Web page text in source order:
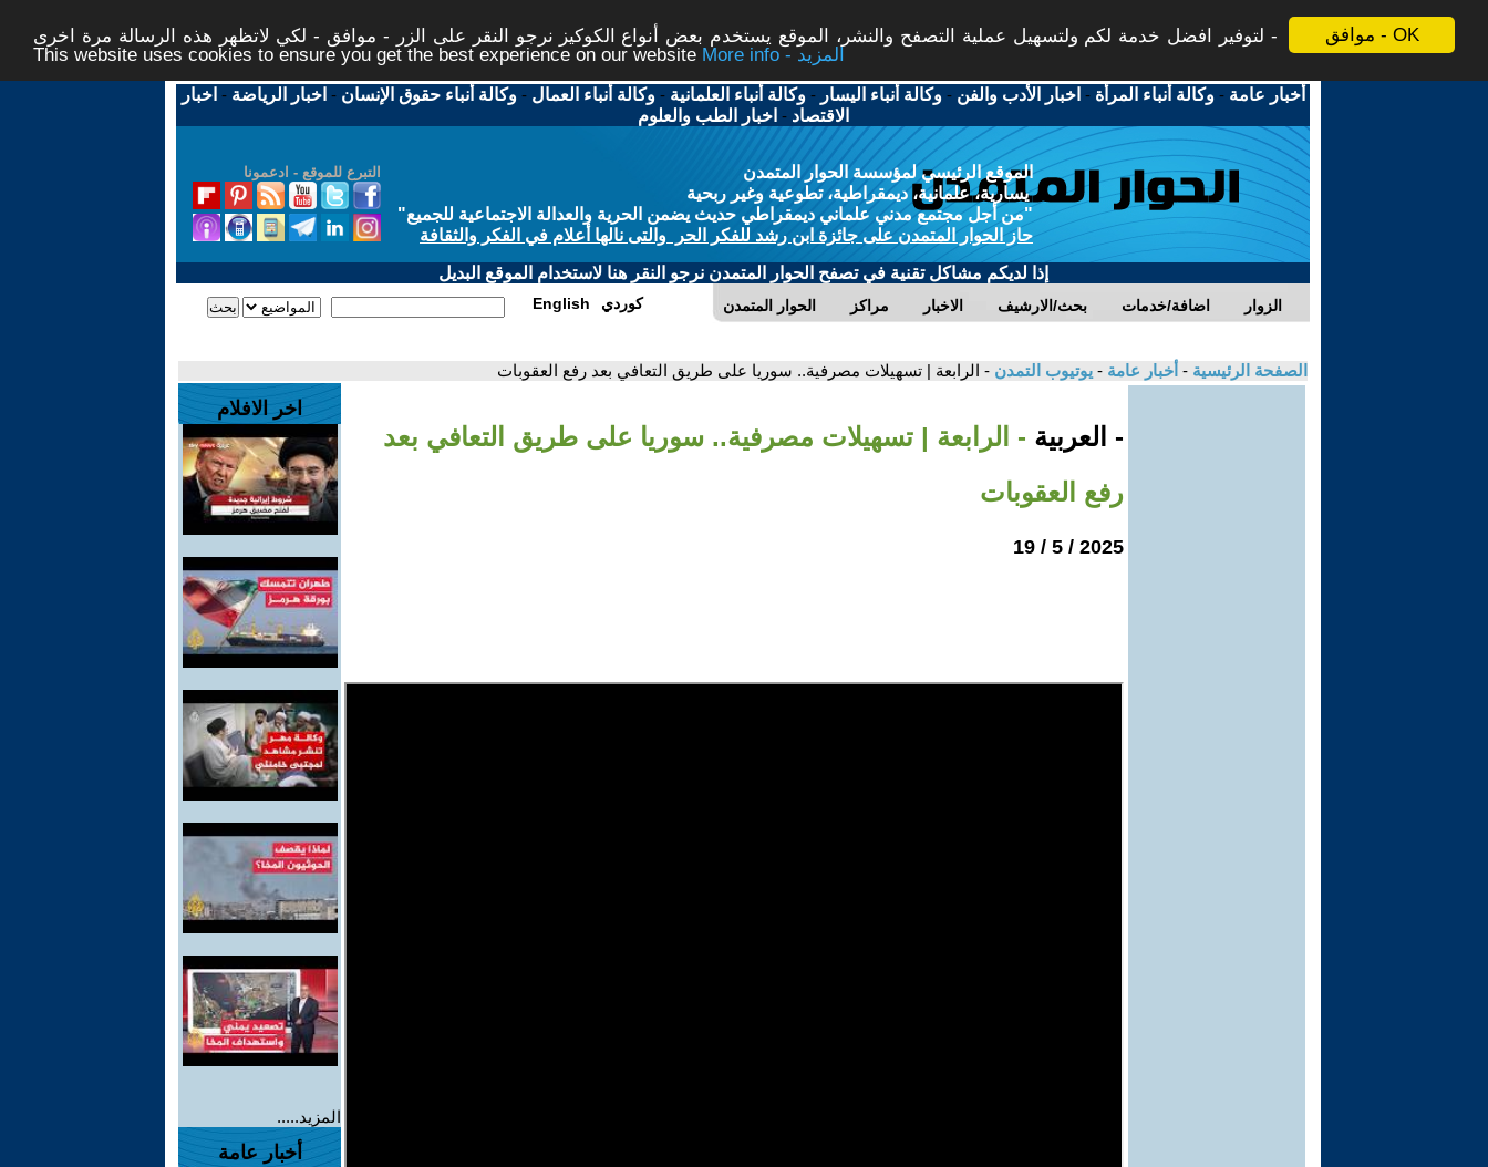
موافق - OK
لتوفير افضل خدمة لكم ولتسهيل عملية التصفح والنشر، الموقع يستخدم بعض أنواع الكوكيز نرجو النقر على الزر - موافق - لكي لاتظهر هذه الرسالة مرة اخرى -
This website uses cookies to ensure you get the best experience on our website
More info - المزيد
أخبار عامة -وكالة أنباء المرأة - اخبار الأدب والفن -وكالة أنباء اليسار -وكالة أنباء العلمانية -وكالة أنباء العمال -وكالة أنباء حقوق الإنسان - اخبار الرياضة - اخبار
الاقتصاد - اخبار الطب والعلوم
التبرع للموقع - ادعمونا
الموقع الرئيسي لمؤسسة الحوار المتمدن
يسارية، علمانية، ديمقراطية، تطوعية وغير ربحية
"من أجل مجتمع مدني علماني ديمقراطي حديث يضمن الحرية والعدالة الاجتماعية للجميع"
حاز الحوار المتمدن على جائزة ابن رشد للفكر الحر والتى نالها أعلام في الفكر والثقافة
إذا لديكم مشاكل تقنية في تصفح الحوار المتمدن نرجو النقر هنا لاستخدام الموقع البديل
الحوار المتمدن مراكز الاخبار بحث/الارشيف اضافة/خدمات الزوار English كوردي
الصفحة الرئيسية - أخبار عامة - يوتيوب التمدن - الرابعة | تسهيلات مصرفية.. سوريا على طريق التعافي بعد رفع العقوبات
- العربية - الرابعة | تسهيلات مصرفية.. سوريا على طريق التعافي بعد
رفع العقوبات
2025 / 5 / 19
اخر الافلام
المزيد.....
أخبار عامة